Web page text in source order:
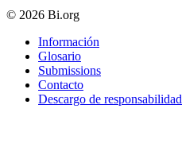
© 2026 Bi.org
Información
Glosario
Submissions
Contacto
Descargo de responsabilidad